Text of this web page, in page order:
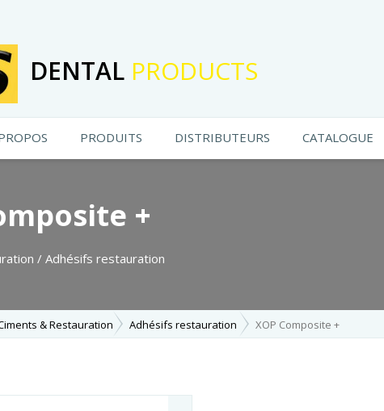
DENTAL PRODUCTS
PRODUITS DISTRIBUTEURS CATALOGUE
+
/ Adhésifs restauration
& Restauration Adhésifs restauration XOP Composite +